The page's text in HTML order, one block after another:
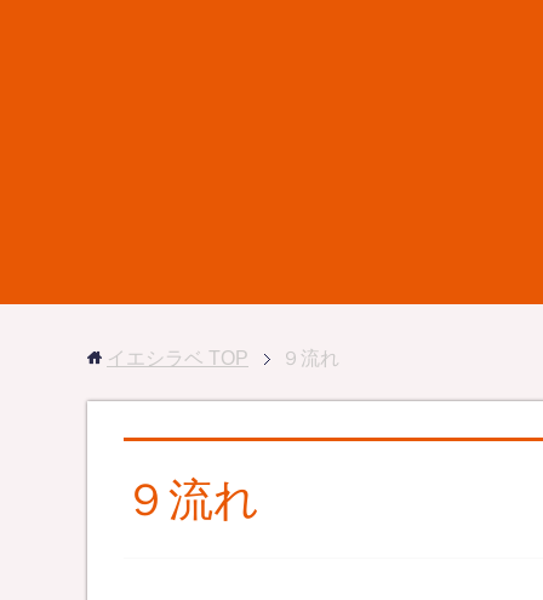
イエシラベ TOP ９流れ
９流れ